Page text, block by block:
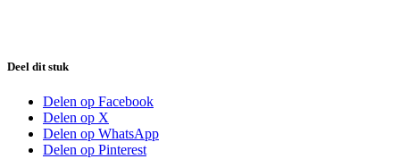
Deel dit stuk
Delen op Facebook
Delen op X
Delen op WhatsApp
Delen op Pinterest